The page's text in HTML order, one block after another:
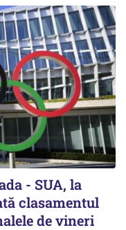
- SUA, la
clasamentul
de vineri